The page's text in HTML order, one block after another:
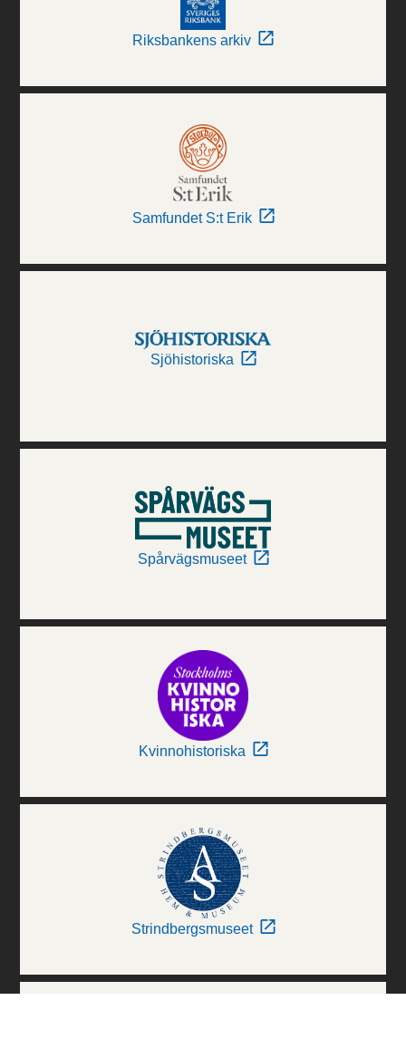
Riksbankens arkiv
Samfundet S:t Erik
Sjöhistoriska
Spårvägsmuseet
Kvinnohistoriska
Strindbergsmuseet